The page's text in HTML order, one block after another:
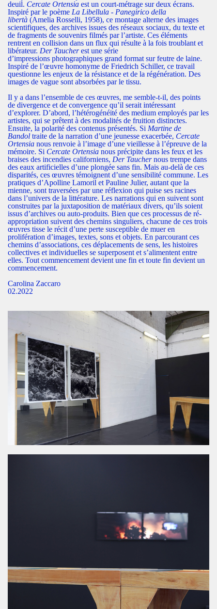
deuil. Cercate Ortensia est un court-métrage sur deux écrans.
Inspiré par le poème La Libellula - Panegirico della
libertà (Amelia Rosselli, 1958), ce montage alterne des images
scientifiques, des archives issues des réseaux sociaux, du texte et
de fragments de souvenirs filmés par l’artiste. Ces éléments
rentrent en collision dans un flux qui résulte à la fois troublant et
libérateur. Der Taucherest une série
d’impressions photographiques grand format sur feutre de laine.
Inspiré de l’œuvre homonyme de Friedrich Schiller, ce travail
questionne les enjeux de la résistance et de la régénération. Des
images de vague sont absorbées par le tissu.
Il y a dans l’ensemble de ces œuvres, me semble-t-il, des points
de divergence et de convergence qu’il serait intéressant
d’explorer. D’abord, l’hétérogénéité des medium employés par les
artistes, qui se prêtent à des modalités de fruition distinctes.
Ensuite, la polarité des contenus présentés. Si Martine de
Bandol traite de la narration d’une jeunesse exacerbée, Cercate
Ortensia nous renvoie à l’image d’une vieillesse à l’épreuve de la
mémoire. Si Cercate Ortensia nous précipite dans les feux et les
braises des incendies californiens, Der Tauchernous trempe dans
des eaux artificielles d’une plongée sans fin. Mais au-delà de ces
disparités, ces œuvres témoignent d’une sensibilité commune. Les
pratiques d’Apolline Lamoril et Pauline Julier, autant que la
mienne, sont traversées par une réflexion qui puise ses racines
dans l’univers de la littérature. Les narrations qui en suivent sont
construites par la juxtaposition de matériaux divers, qu’ils soient
issus d’archives ou auto-produits. Bien que ces processus de ré-
appropriation suivent des chemins singuliers, chacune de ces trois
œuvres tisse le récit d’une perte susceptible de muer en
prolifération d’images, textes, sons et objets. En parcourant ces
chemins d’associations, ces déplacements de sens, les histoires
collectives et individuelles se superposent et s’alimentent entre
elles. Tout commencement devient une fin et toute fin devient un
commencement.
Carolina Zaccaro
02.2022